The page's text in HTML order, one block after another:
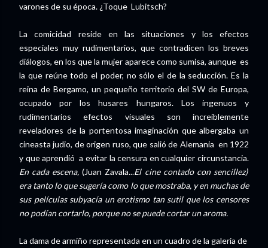
varones de su época. ¿Toque Lubitsch?
La comicidad reside en las situaciones y los efectos
especiales muy rudimentarios, que contradicen los breves
diálogos, en los que la mujer aparece como sumisa, aunque es
la que reúne todo el poder, no sólo el de la seducción. Es la
reina de Bergamo, un pequeño territorio del SW de Europa,
ocupado por los husares hungaros. Los ingenuos y
rudimentarios efectos visuales son increíblemente
reveladores de la portentosa imaginación que albergaba un
cineasta judio, de origen ruso, que salió de Alemania en 1922
y que aprendió a evitar la censura en cualquier circunstancia.
En cada escena, (Juan Zavala...El cine contado con sencillez)
era tanto lo que sugería como lo que mostraba, y en muchas de
sus películas subyacía un erotismo tan sutil que los censores
no podían cortarlo, porque no se puede cortar un aroma.
La dama de armiño representada en un cuadro de la galeria de